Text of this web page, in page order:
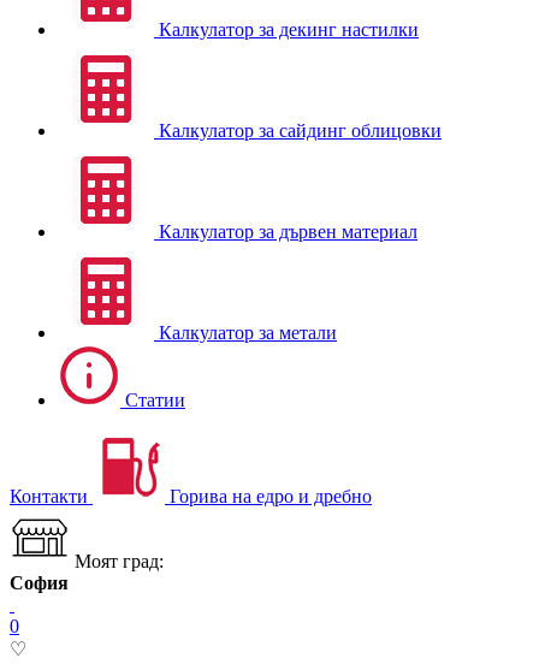
Калкулатор за декинг настилки
Калкулатор за сайдинг облицовки
Калкулатор за дървен материал
Калкулатор за метали
Статии
Контакти Горива на едро и дребно
Моят град:
София
0
♡